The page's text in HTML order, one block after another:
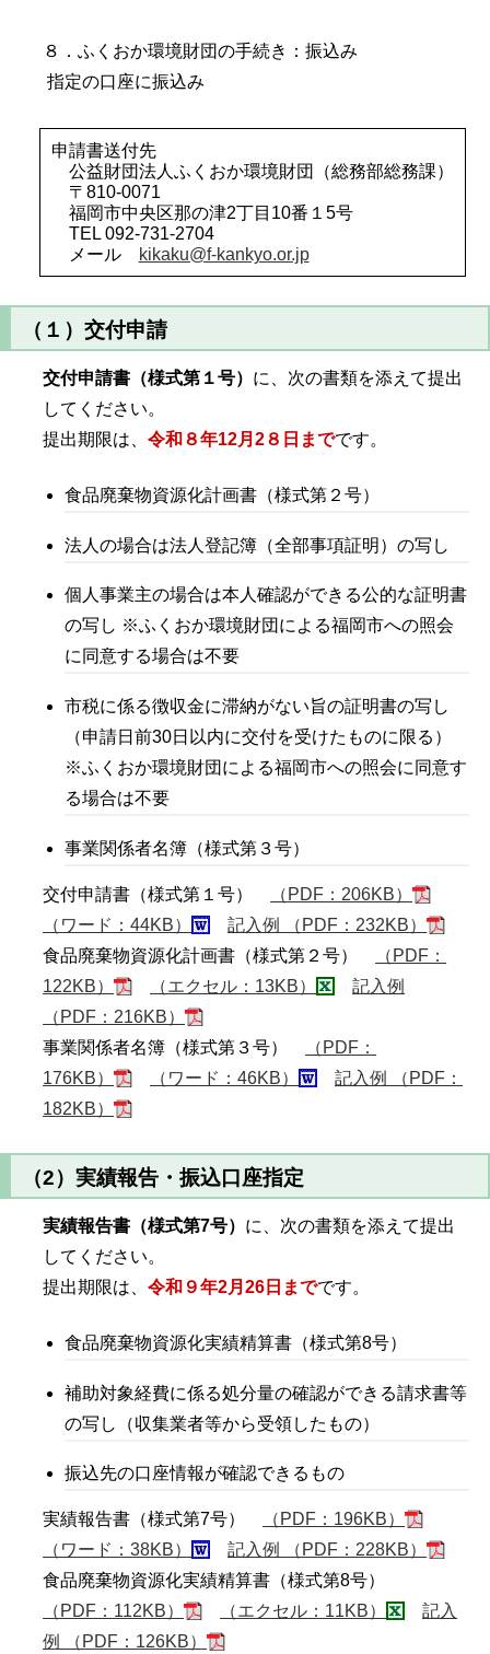
８．ふくおか環境財団の手続き：振込み
指定の口座に振込み
申請書送付先
公益財団法人ふくおか環境財団（総務部総務課）
〒810-0071
福岡市中央区那の津2丁目10番１5号
TEL 092-731-2704
メール
kikaku@f-kankyo.or.jp
（１）交付申請
交付申請書（様式第１号） に、次の書類を添えて提出
してください。
提出期限は、令和８年12月2８日までです。
食品廃棄物資源化計画書（様式第２号）
法人の場合は法人登記簿（全部事項証明）の写し
個人事業主の場合は本人確認ができる公的な証明書
の写し ※ふくおか環境財団による福岡市への照会
に同意する場合は不要
市税に係る徴収金に滞納がない旨の証明書の写し
（申請日前30日以内に交付を受けたものに限る）
※ふくおか環境財団による福岡市への照会に同意す
る場合は不要
事業関係者名簿（様式第３号）
交付申請書（様式第１号）
（PDF：206KB）
（ワード：44KB）
記入例 （PDF：232KB）
食品廃棄物資源化計画書（様式第２号）
（PDF：
122KB）
（エクセル：13KB）
記入例
（PDF：216KB）
事業関係者名簿（様式第３号）
（PDF：
176KB）
（ワード：46KB）
記入例 （PDF：
182KB）
（2）実績報告・振込口座指定
実績報告書（様式第7号） に、次の書類を添えて提出
してください。
提出期限は、令和９年2月26日までです。
食品廃棄物資源化実績精算書（様式第8号）
補助対象経費に係る処分量の確認ができる請求書等
の写し（収集業者等から受領したもの）
振込先の口座情報が確認できるもの
実績報告書（様式第7号）
（PDF：196KB）
（ワード：38KB）
記入例 （PDF：228KB）
食品廃棄物資源化実績精算書（様式第8号）
（PDF：112KB）
（エクセル：11KB）
記入
例 （PDF：126KB）